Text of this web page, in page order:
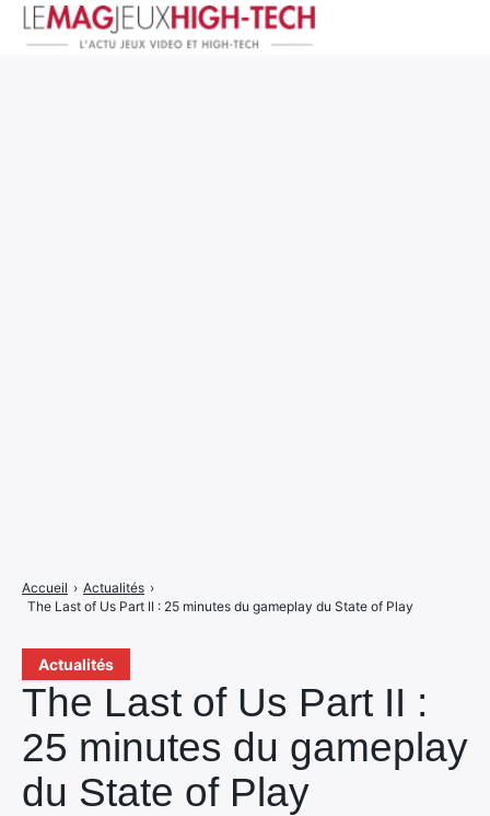
Actualités
The Last of Us Part II :
25 minutes du gameplay
du State of Play
Accueil › Actualités ›
The Last of Us Part II : 25 minutes du gameplay du State of Play